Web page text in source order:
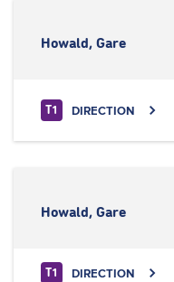
Howald, Gare
T1 DIRECTION
Howald, Gare
T1 DIRECTION